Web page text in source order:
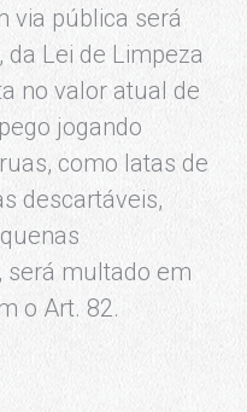
via pública será
Lei de Limpeza
no valor atual de
jogando
como latas de
descartáveis,
será multado em
o Art. 82.